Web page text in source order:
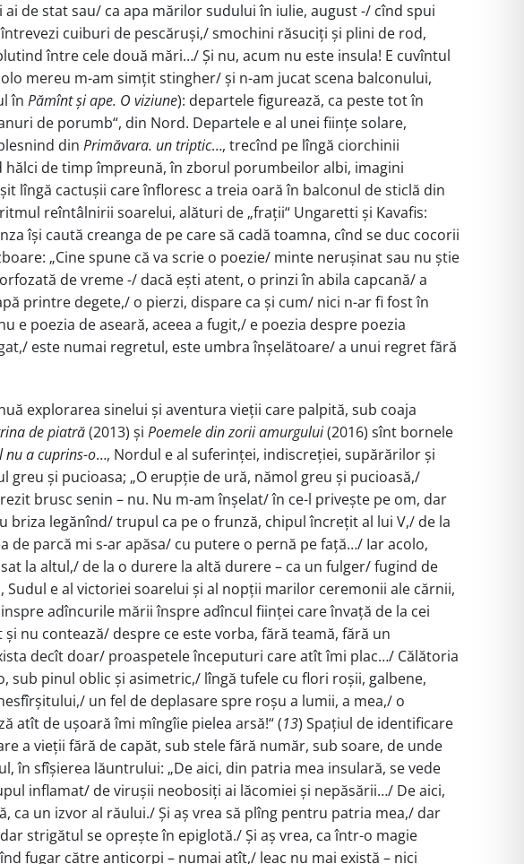
de stat sau/ ca apa mărilor sudului în iulie, august -/ cînd spui
cuiburi de pescăruși,/ smochini răsuciți și plini de rod,
între cele două mări…/ Și nu, acum nu este insula! E cuvîntul
mereu m-am simțit stingher/ și n-am jucat scena balconului,
în Pămînt și ape. O viziune): departele figurează, ca peste tot în
de porumb“, din Nord. Departele e al unei ființe solare,
din Primăvara. un triptic…, trecînd pe lîngă ciorchinii
de timp împreună, în zborul porumbeilor albi, imagini
lîngă cactușii care înfloresc a treia oară în balconul de sticlă din
reîntâlnirii soarelui, alături de „frații“ Ungaretti și Kavafis:
își caută creanga de pe care să cadă toamna, cînd se duc cocorii
„Cine spune că va scrie o poezie/ minte nerușinat sau nu știe
de vreme -/ dacă ești atent, o prinzi în abila capcană/ a
printre degete,/ o pierzi, dispare ca și cum/ nici n-ar fi fost în
poezia de aseară, aceea a fugit,/ e poezia despre poezia
este numai regretul, este umbra înșelătoare/ a unui regret fără
explorarea sinelui și aventura vieții care palpită, sub coaja
de piatră(2013) și Poemele din zorii amurgului(2016) sînt bornele
nu a cuprins-o…, Nordul e al suferinței, indiscreției, supărărilor și
și pucioasa; „O erupție de ură, nămol greu și pucioasă,/
brusc senin – nu. Nu m-am înșelat/ în ce-l privește pe om, dar
legănînd/ trupul ca pe o frunză, chipul încrețit al lui V,/ de la
parcă mi s-ar apăsa/ cu putere o pernă pe față…/ Iar acolo,
la altul,/ de la o durere la altă durere – ca un fulger/ fugind de
e al victoriei soarelui și al nopții marilor ceremonii ale cărnii,
adîncurile mării înspre adîncul ființei care învață de la cei
nu contează/ despre ce este vorba, fără teamă, fără un
decît doar/ proaspetele începuturi care atît îmi plac…/ Călătoria
pinul oblic și asimetric,/ lîngă tufele cu flori roșii, galbene,
un fel de deplasare spre roșu a lumii, a mea,/ o
atît de ușoară îmi mîngîie pielea arsă!“ (13) Spațiul de identificare
a vieții fără de capăt, sub stele fără număr, sub soare, de unde
în sfîșierea lăuntrului: „De aici, din patria mea insulară, se vede
inflamat/ de virușii neobosiți ai lăcomiei și nepăsării…/ De aici,
ca un izvor al răului./ Și aș vrea să plîng pentru patria mea,/ dar
strigătul se oprește în epiglotă./ Și aș vrea, ca într-o magie
fugar către anticorpi – numai atît,/ leac nu mai există – nici